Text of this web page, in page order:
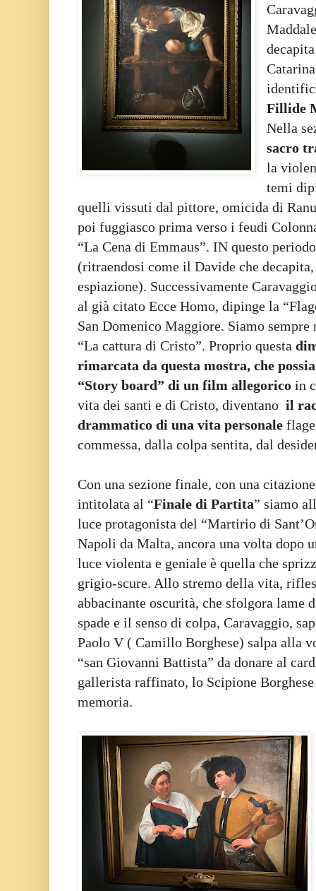
Fillide
Nella
sacro
la
temi
quelli vissuti dal pittore, omicida di
poi fuggiasco prima verso i feudi
“La Cena di Emmaus”. IN questo
(ritraendosi come il Davide che
espiazione). Successivamente
al già citato Ecce Homo, dipinge la
San Domenico Maggiore. Siamo
“La cattura di Cristo”. Proprio questa
rimarcata da questa mostra, che
“Story board” di un film allegorico in
vita dei santi e di Cristo, diventano il
drammatico di una vita personale
commessa, dalla colpa sentita, dal
Con una sezione finale, con una
intitolata al “Finale di Partita” siamo
luce protagonista del “Martirio di
Napoli da Malta, ancora una volta dopo
luce violenta e geniale è quella che
grigio-scure. Allo stremo della vita,
abbacinante oscurità, che sfolgora lame
spade e il senso di colpa, Caravaggio,
Paolo V ( Camillo Borghese) salpa alla
“san Giovanni Battista” da donare al
gallerista raffinato, lo Scipione Borghese
memoria.